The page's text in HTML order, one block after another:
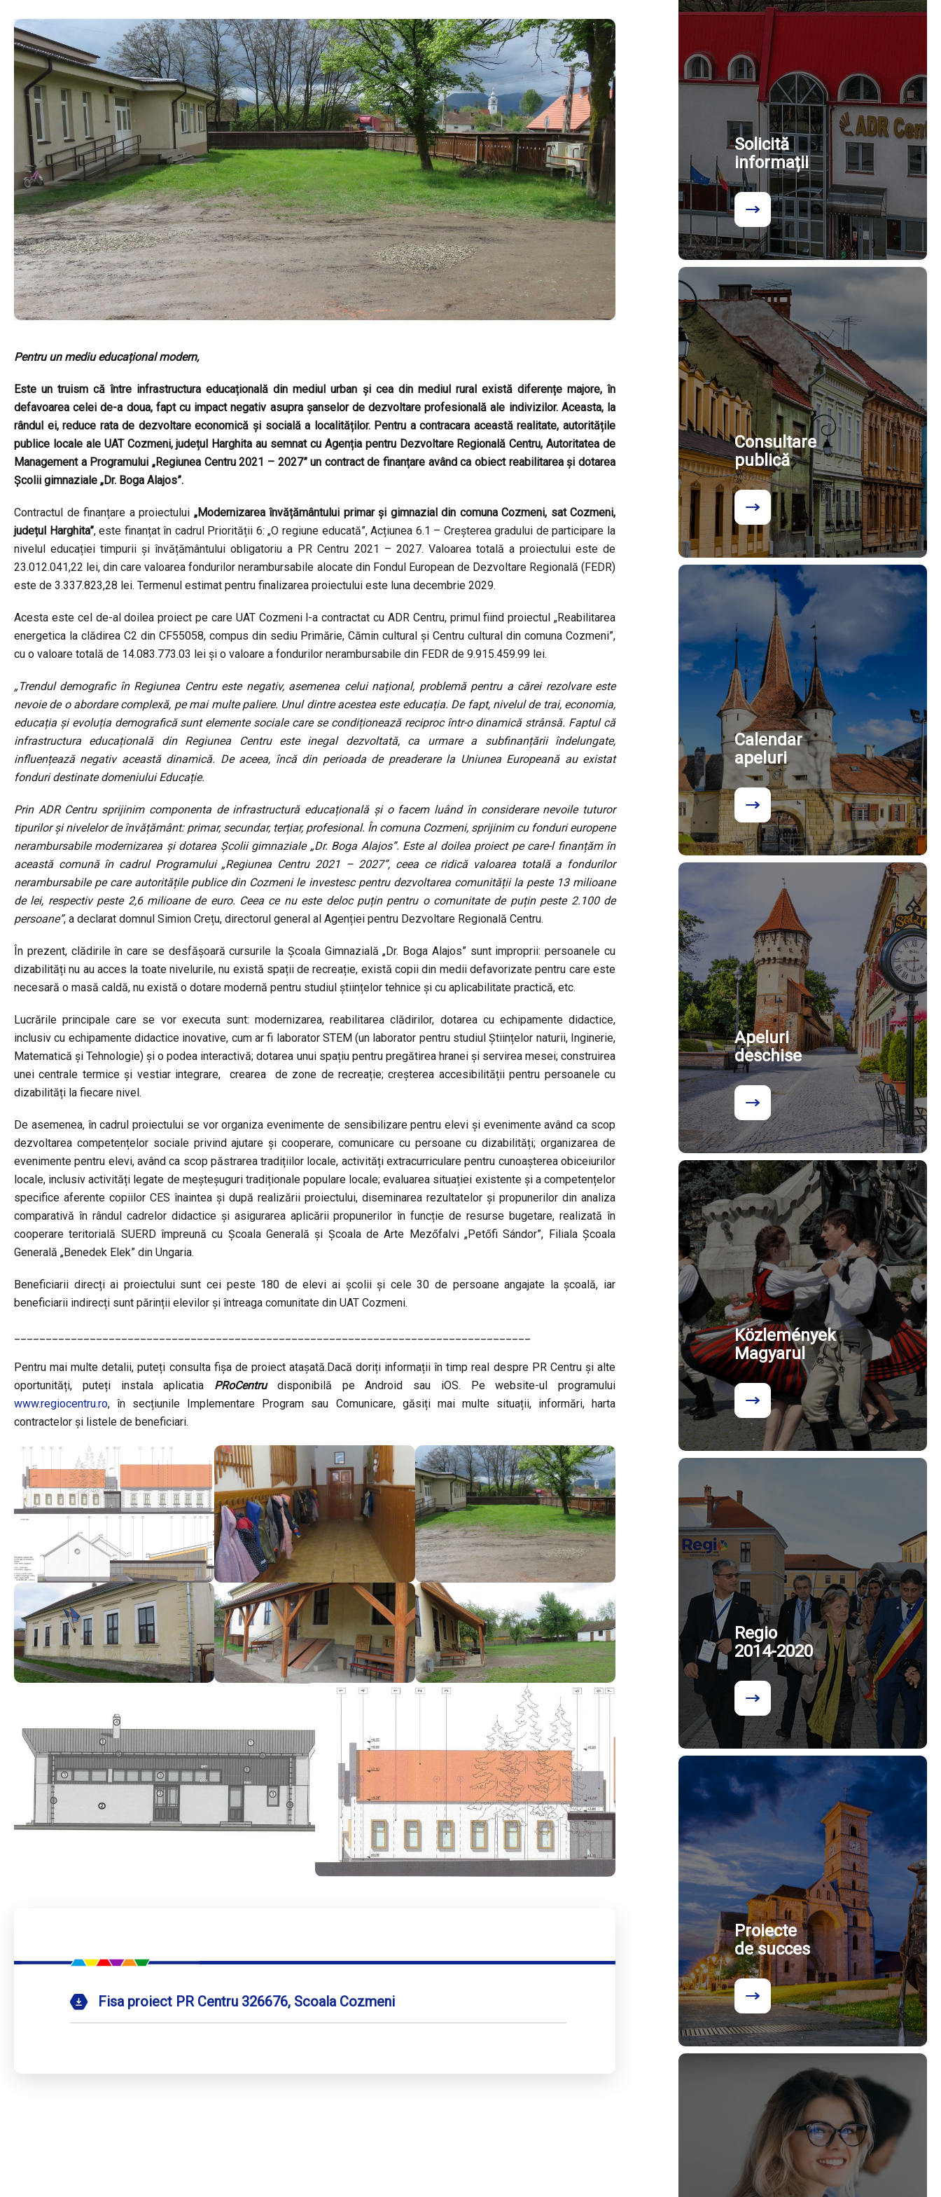
Pentru un mediu educațional modern,
Este un truism că între infrastructura educațională din mediul urban și cea din mediul rural există diferențe majore, în
defavoarea celei de-a doua, fapt cu impact negativ asupra șanselor de dezvoltare profesională ale indivizilor. Aceasta, la
rândul ei, reduce rata de dezvoltare economică și socială a localităților. Pentru a contracara această realitate, autoritățile
publice locale ale UAT Cozmeni, județul Harghita au semnat cu Agenția pentru Dezvoltare Regională Centru, Autoritatea de
Management a Programului „Regiunea Centru 2021 – 2027” un contract de finanțare având ca obiect reabilitarea și dotarea
Școlii gimnaziale „Dr. Boga Alajos”.
Contractul de finanțare a proiectului „Modernizarea învățământului primar și gimnazial din comuna Cozmeni, sat Cozmeni,
județul Harghita”, este finanțat în cadrul Priorității 6: „O regiune educată”, Acțiunea 6.1 – Creșterea gradului de participare la
nivelul educației timpurii și învățământului obligatoriu a PR Centru 2021 – 2027. Valoarea totală a proiectului este de
23.012.041,22 lei, din care valoarea fondurilor nerambursabile alocate din Fondul European de Dezvoltare Regională (FEDR)
este de 3.337.823,28 lei. Termenul estimat pentru finalizarea proiectului este luna decembrie 2029.
Acesta este cel de-al doilea proiect pe care UAT Cozmeni l-a contractat cu ADR Centru, primul fiind proiectul „Reabilitarea
energetica la clădirea C2 din CF55058, compus din sediu Primărie, Cămin cultural și Centru cultural din comuna Cozmeni”,
cu o valoare totală de 14.083.773.03 lei și o valoare a fondurilor nerambursabile din FEDR de 9.915.459.99 lei.
„Trendul demografic în Regiunea Centru este negativ, asemenea celui național, problemă pentru a cărei rezolvare este
nevoie de o abordare complexă, pe mai multe paliere. Unul dintre acestea este educația. De fapt, nivelul de trai, economia,
educația și evoluția demografică sunt elemente sociale care se condiționează reciproc într-o dinamică strânsă. Faptul că
infrastructura educațională din Regiunea Centru este inegal dezvoltată, ca urmare a subfinanțării îndelungate,
influențează negativ această dinamică. De aceea, încă din perioada de preaderare la Uniunea Europeană au existat
fonduri destinate domeniului Educație.
Prin ADR Centru sprijinim componenta de infrastructură educațională și o facem luând în considerare nevoile tuturor
tipurilor și nivelelor de învățământ: primar, secundar, terțiar, profesional. În comuna Cozmeni, sprijinim cu fonduri europene
nerambursabile modernizarea și dotarea Școlii gimnaziale „Dr. Boga Alajos”. Este al doilea proiect pe care-l finanțăm în
această comună în cadrul Programului „Regiunea Centru 2021 – 2027”, ceea ce ridică valoarea totală a fondurilor
nerambursabile pe care autoritățile publice din Cozmeni le investesc pentru dezvoltarea comunității la peste 13 milioane
de lei, respectiv peste 2,6 milioane de euro. Ceea ce nu este deloc puțin pentru o comunitate de puțin peste 2.100 de
persoane”, a declarat domnul Simion Crețu, directorul general al Agenției pentru Dezvoltare Regională Centru.
În prezent, clădirile în care se desfășoară cursurile la Școala Gimnazială „Dr. Boga Alajos” sunt improprii: persoanele cu
dizabilități nu au acces la toate nivelurile, nu există spații de recreație, există copii din medii defavorizate pentru care este
necesară o masă caldă, nu există o dotare modernă pentru studiul științelor tehnice și cu aplicabilitate practică, etc.
Lucrările principale care se vor executa sunt: modernizarea, reabilitarea clădirilor, dotarea cu echipamente didactice,
inclusiv cu echipamente didactice inovative, cum ar fi laborator STEM (un laborator pentru studiul Științelor naturii, Inginerie,
Matematică și Tehnologie) și o podea interactivă; dotarea unui spațiu pentru pregătirea hranei și servirea mesei; construirea
unei centrale termice și vestiar integrare, crearea de zone de recreație; creșterea accesibilității pentru persoanele cu
dizabilități la fiecare nivel.
De asemenea, în cadrul proiectului se vor organiza evenimente de sensibilizare pentru elevi și evenimente având ca scop
dezvoltarea competențelor sociale privind ajutare și cooperare, comunicare cu persoane cu dizabilități; organizarea de
evenimente pentru elevi, având ca scop păstrarea tradițiilor locale, activități extracurriculare pentru cunoașterea obiceiurilor
locale, inclusiv activități legate de meșteșuguri tradiționale populare locale; evaluarea situației existente și a competențelor
specifice aferente copiilor CES înaintea și după realizării proiectului, diseminarea rezultatelor și propunerilor din analiza
comparativă în rândul cadrelor didactice și asigurarea aplicării propunerilor în funcție de resurse bugetare, realizată în
cooperare teritorială SUERD împreună cu Școala Generală și Școala de Arte Mezőfalvi „Petőfi Sándor”, Filiala Școala
Generală „Benedek Elek” din Ungaria.
Beneficiarii direcți ai proiectului sunt cei peste 180 de elevi ai școlii și cele 30 de persoane angajate la școală, iar
beneficiarii indirecți sunt părinții elevilor și întreaga comunitate din UAT Cozmeni.
Pentru mai multe detalii, puteți consulta fișa de proiect atașată.Dacă doriți informații în timp real despre PR Centru și alte
oportunități, puteți instala aplicatia PRoCentrudisponibilă pe Android sau iOS. Pe website-ul programului
www.regiocentru.ro, în secțiunile Implementare Program sau Comunicare, găsiți mai multe situații, informări, harta
contractelor și listele de beneficiari.
Fisa proiect PR Centru 326676, Scoala Cozmeni
Solicită
informații
Consultare
publică
Calendar
apeluri
Apeluri
deschise
Közlemények
Magyarul
Regio
2014-2020
Proiecte
de succes